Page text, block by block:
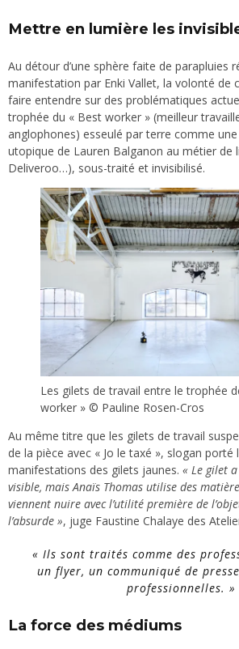
Mettre en lumière les
Au détour d’une sphère faite de parapluies
manifestation par Enki Vallet, la volonté de
faire entendre sur des problématiques
trophée du « Best worker » (meilleur
anglophones) esseulé par terre comme
utopique de Lauren Balganon au métier de
Deliveroo…), sous-traité et invisibilisé.
Les gilets de travail entre le trophée
worker » © Pauline Rosen-Cros
Au même titre que les gilets de travail
de la pièce avec « Jo le taxé », slogan porté
manifestations des gilets jaunes. « Le gilet
visible, mais Anaïs Thomas utilise des
viennent nuire avec l’utilité première de
l’absurde », juge Faustine Chalaye des
« Ils sont traités comme des
un flyer, un communiqué de
professionnelles. »
La force des médiums